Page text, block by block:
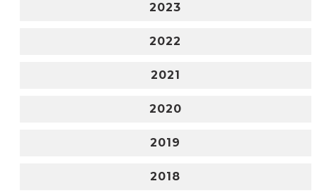
2023
2022
2021
2020
2019
2018